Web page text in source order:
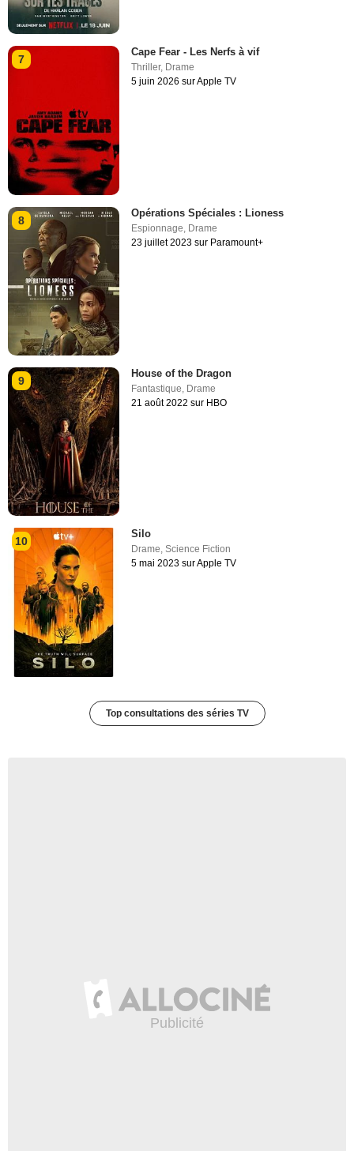
7
Cape Fear - Les Nerfs à vif
Thriller, Drame
5 juin 2026 sur Apple TV
8
Opérations Spéciales : Lioness
Espionnage Drame
23 juillet 2023 sur Paramount+
9
House of the Dragon
Fantastique, Drame
21 août 2022 sur HBO
10
Silo
Drame,Science Fiction
5 mai 2023 sur Apple TV
Top consultations des séries TV